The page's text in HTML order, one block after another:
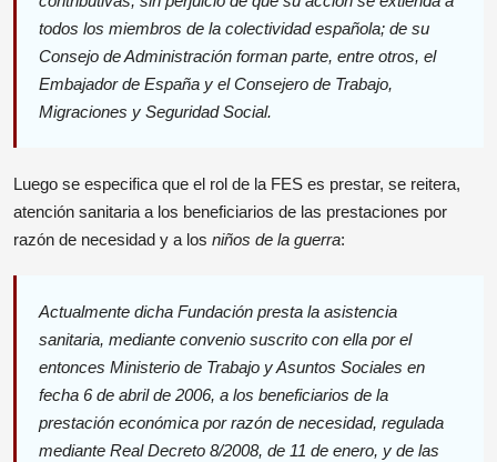
todos los miembros de la colectividad española; de su
Consejo de Administración forman parte, entre otros, el
Embajador de España y el Consejero de Trabajo,
Migraciones y Seguridad Social.
Luego se especifica que el rol de la FES es prestar, se reitera,
atención sanitaria a los beneficiarios de las prestaciones por
razón de necesidad y a los niños de la guerra:
Actualmente dicha Fundación presta la asistencia
sanitaria, mediante convenio suscrito con ella por el
entonces Ministerio de Trabajo y Asuntos Sociales en
fecha 6 de abril de 2006, a los beneficiarios de la
prestación económica por razón de necesidad, regulada
mediante Real Decreto 8/2008, de 11 de enero, y de las